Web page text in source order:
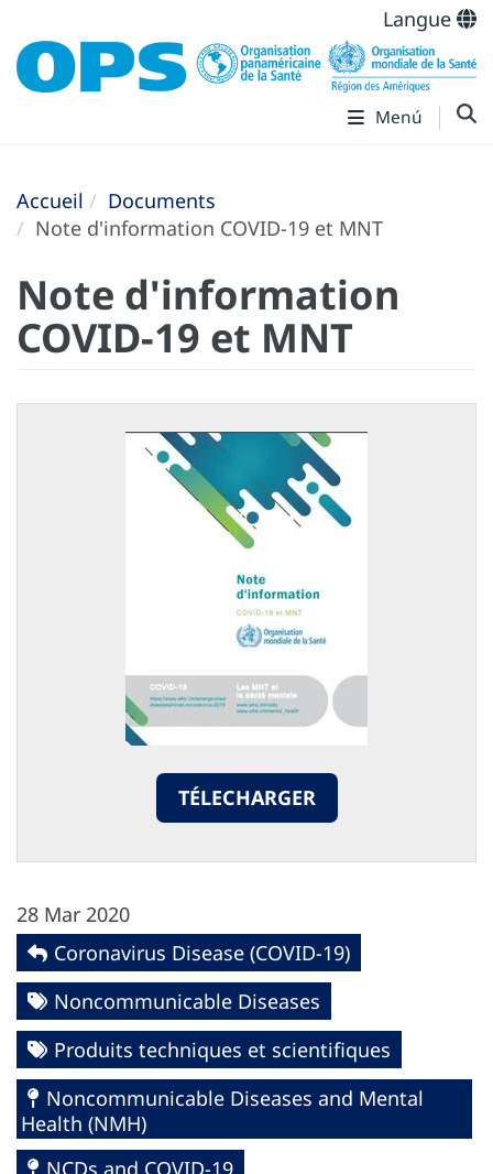
Langue
Menú
Accueil
Documents
Note d'information COVID-19 et MNT
Note d'information
COVID-19 et MNT
TÉLECHARGER
28 Mar 2020
Coronavirus Disease (COVID-19)
Noncommunicable Diseases
Produits techniques et scientifiques
Noncommunicable Diseases and Mental
Health (NMH)
NCDs and COVID-19